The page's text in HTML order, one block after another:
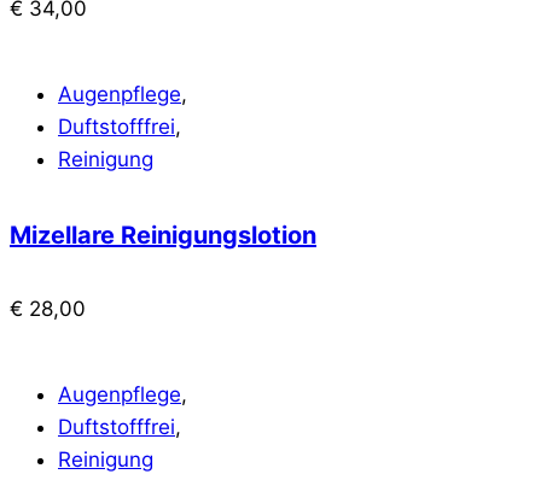
€ 34,00
Augenpflege,
Duftstofffrei,
Reinigung
Mizellare Reinigungslotion
€ 28,00
Augenpflege,
Duftstofffrei,
Reinigung